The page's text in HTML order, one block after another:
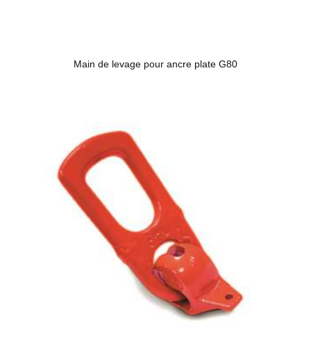
Main de levage pour ancre plate G80